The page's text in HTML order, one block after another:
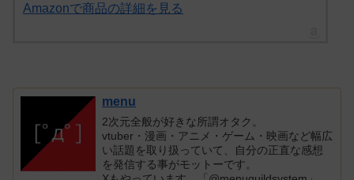
Amazonで商品の詳細を見る
menu
2次元全般が好きな所謂オタク。
vtuber・漫画・アニメ・ゲーム・映画など幅広
い話題を取り扱っていて、自分の正直な感想
を発信する事がモットーです。